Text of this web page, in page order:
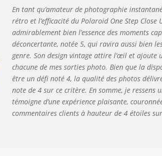
En tant qu’amateur de photographie
rétro et l’efficacité du Polaroid One Step
admirablement bien l’essence des moments
déconcertante, notée 5, qui ravira aussi bien
genre. Son design vintage attire l’œil et ajoute
chacune de mes sorties photo. Bien que la
être un défi noté 4, la qualité des photos
note de 4 sur ce critère. En somme, je ressens
témoigne d’une expérience plaisante,
commentaires clients à hauteur de 4 étoiles